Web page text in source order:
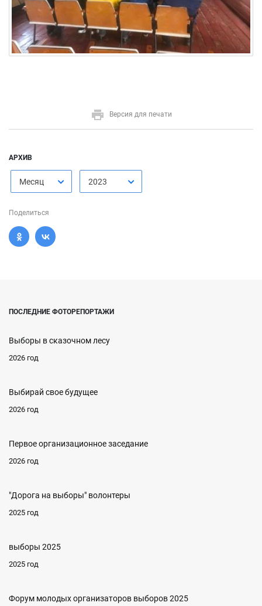
Версия для печати
АРХИВ
Месяц 2023
Поделиться
ПОСЛЕДНИЕ ФОТОРЕПОРТАЖИ
Выборы в сказочном лесу
2026 год
Выбирай свое будущее
2026 год
Первое организационное заседание
2026 год
"Дорога на выборы" волонтеры
2025 год
выборы 2025
2025 год
Форум молодых организаторов выборов 2025